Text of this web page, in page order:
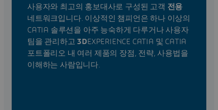
사용자와 최고의 홍보대사로 구성된 고객 전용
네트워크입니다. 이상적인 챔피언은 하나 이상의
CATIA 솔루션을 아주 능숙하게 다루거나 사용자
팀을 관리하고 3DEXPERIENCE CATIA 및 CATIA
포트폴리오 내 여러 제품의 장점, 전략, 사용법을
이해하는 사람입니다.